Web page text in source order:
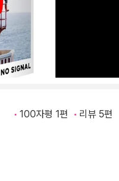
100자평 1편 리뷰 5편